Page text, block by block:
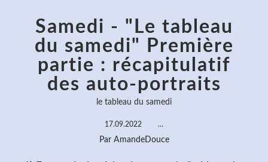
Samedi - "Le tableau
du samedi" Première
partie : récapitulatif
des auto-portraits
le tableau du samedi
17.09.2022 …
Par AmandeDouce